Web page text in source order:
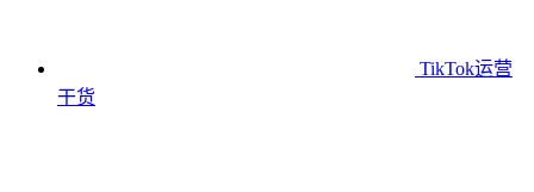
TikTok运营
干货